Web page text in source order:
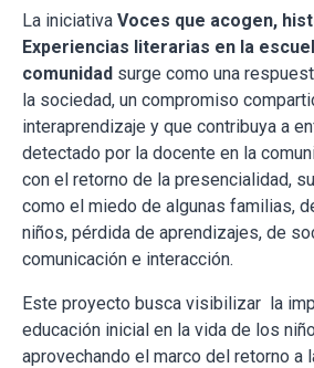
La iniciativa Voces que acogen,
Experiencias literarias en la
comunidad surge como una
la sociedad, un compromiso
interaprendizaje y que contribuya a
detectado por la docente en la
con el retorno de la presencialidad,
como el miedo de algunas familias,
niños, pérdida de aprendizajes, de
comunicación e interacción.
Este proyecto busca visibilizar la
educación inicial en la vida de los
aprovechando el marco del retorno a